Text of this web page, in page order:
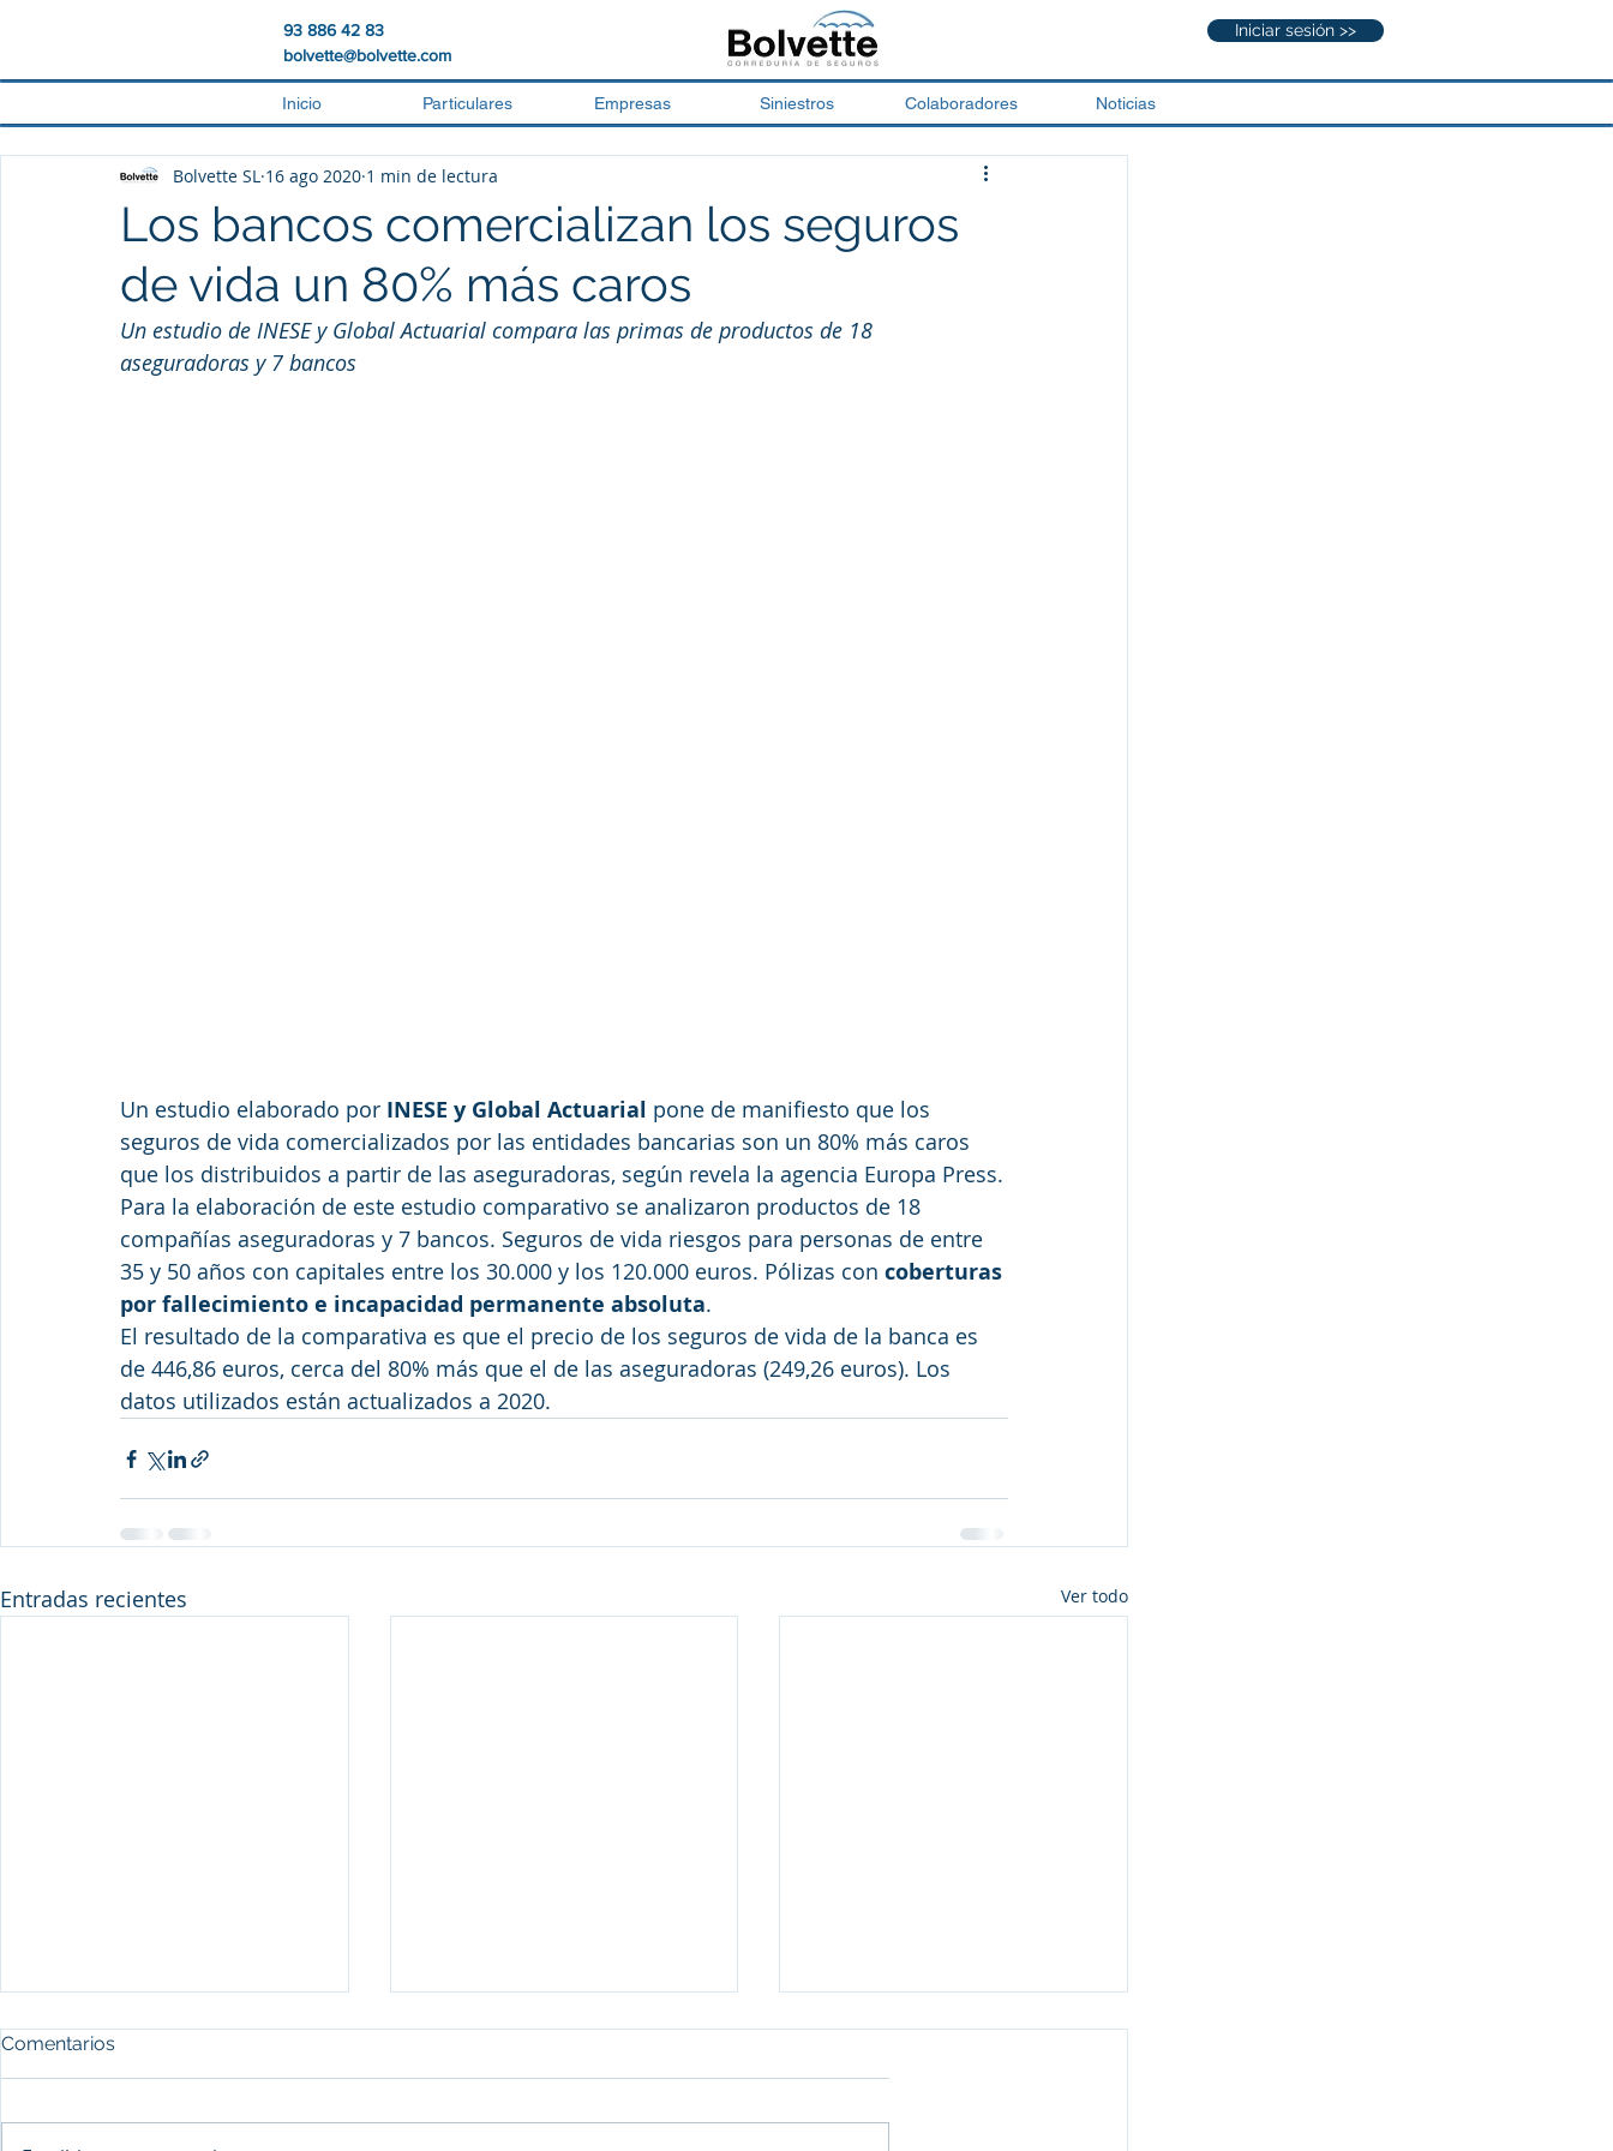
93 886 42 83
bolvette@bolvette.com
Iniciar sesión >>
Inicio Particulares Empresas Siniestros Colaboradores Noticias
Los bancos comercializan los seguros
de vida un 80% más caros
Bolvette SL 16 ago 2020 1 min de lectura
Un estudio de INESE y Global Actuarial compara las primas de productos de 18
aseguradoras y 7 bancos
Un estudio elaborado por INESE y Global Actuarial pone de manifiesto que los
seguros de vida comercializados por las entidades bancarias son un 80% más caros
que los distribuidos a partir de las aseguradoras, según revela la agencia Europa Press.
Para la elaboración de este estudio comparativo se analizaron productos de 18
compañías aseguradoras y 7 bancos. Seguros de vida riesgos para personas de entre
35 y 50 años con capitales entre los 30.000 y los 120.000 euros. Pólizas con coberturas
por fallecimiento e incapacidad permanente absoluta.
El resultado de la comparativa es que el precio de los seguros de vida de la banca es
de 446,86 euros, cerca del 80% más que el de las aseguradoras (249,26 euros). Los
datos utilizados están actualizados a 2020.
Entradas recientes Ver todo
Comentarios